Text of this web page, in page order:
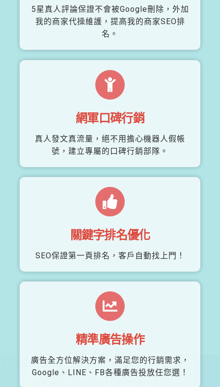
5星真人評論保證不會被Google刪除，外加
我的商家代操維護，提高我的商家SEO排
名。
網軍口碑行銷
真人發文真流量，絕不用擔心機器人假帳
號，建立專屬的口碑行銷部隊。
關鍵字排名優化
SEO保證第一頁排名，客戶自動找上門！
精準廣告操作
廣告全方位解決方案，滿足您的行銷需求，
Google、LINE、FB各種廣告投放任您選！